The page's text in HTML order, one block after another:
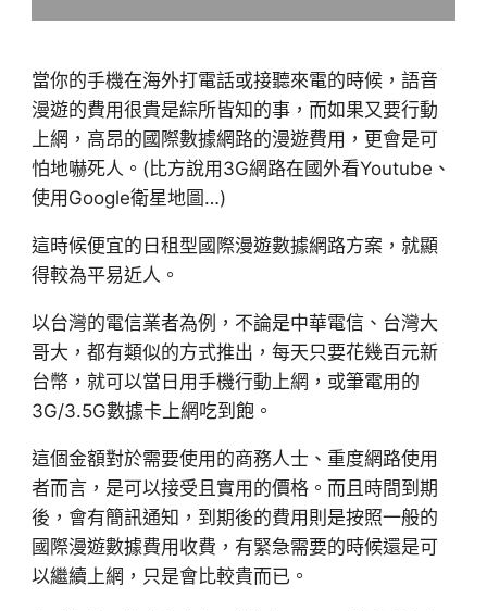
當你的手機在海外打電話或接聽來電的時候，語音
漫遊的費用很貴是綜所皆知的事，而如果又要行動
上網，高昂的國際數據網路的漫遊費用，更會是可
怕地嚇死人。(比方說用3G網路在國外看Youtube、
使用Google衛星地圖…)
這時候便宜的日租型國際漫遊數據網路方案，就顯
得較為平易近人。
以台灣的電信業者為例，不論是中華電信、台灣大
哥大，都有類似的方式推出，每天只要花幾百元新
台幣，就可以當日用手機行動上網，或筆電用的
3G/3.5G數據卡上網吃到飽。
這個金額對於需要使用的商務人士、重度網路使用
者而言，是可以接受且實用的價格。而且時間到期
後，會有簡訊通知，到期後的費用則是按照一般的
國際漫遊數據費用收費，有緊急需要的時候還是可
以繼續上網，只是會比較貴而已。